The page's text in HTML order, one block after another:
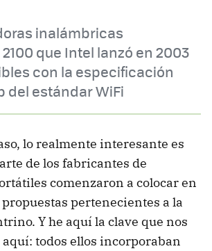
inalámbricas
que Intel lanzó en 2003
con la especificación
del estándar WiFi
lo realmente interesante es
de los fabricantes de
comenzaron a colocar en
pertenecientes a la
Y he aquí la clave que nos
todos ellos incorporaban